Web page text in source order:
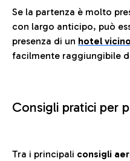
Se la partenza è molto
con largo anticipo, può
presenza di un hotel
facilmente raggiungibile
Consigli pratici per
Tra i principali consigli